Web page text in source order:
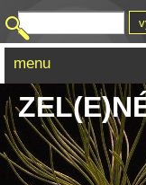
menu